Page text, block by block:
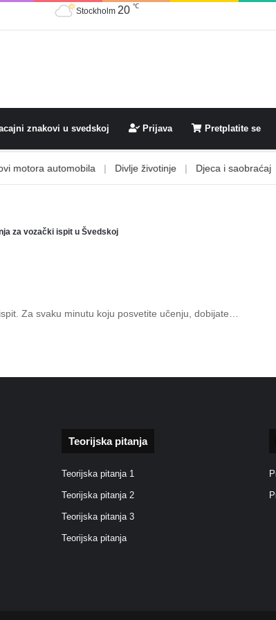
Stockholm 20 ℃
znakovi u svedskoj Prijava Pretplatite se
automobila | Divlje životinje | Djeca i saobraćaj |
za vozački ispit u Švedskoj
Za svaku minutu koju posvetite učenju, dobijate…
Teorijska pitanja
Teorijska pitanja 1
Teorijska pitanja 2
Teorijska pitanja 3
Teorijska pitanja